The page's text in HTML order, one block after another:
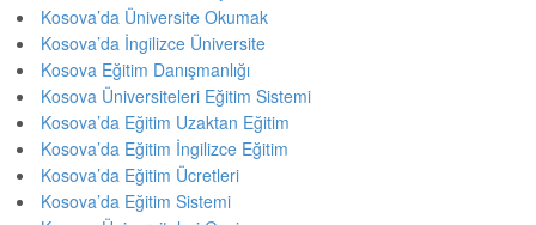
Kosova’da Üniversite Okumak
Kosova’da İngilizce Üniversite
Kosova Eğitim Danışmanlığı
Kosova Üniversiteleri Eğitim Sistemi
Kosova’da Eğitim Uzaktan Eğitim
Kosova’da Eğitim İngilizce Eğitim
Kosova’da Eğitim Ücretleri
Kosova’da Eğitim Sistemi